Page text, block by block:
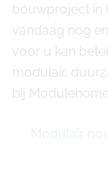
bouwproject in
vandaag nog
voor u kan
modulair,
bij
Modulair